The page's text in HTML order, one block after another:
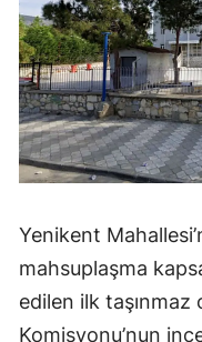
Yenikent
mahsuplaşma
edilen ilk taşınmaz
Komisyonu’nun